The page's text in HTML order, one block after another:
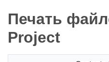
Печать
Project